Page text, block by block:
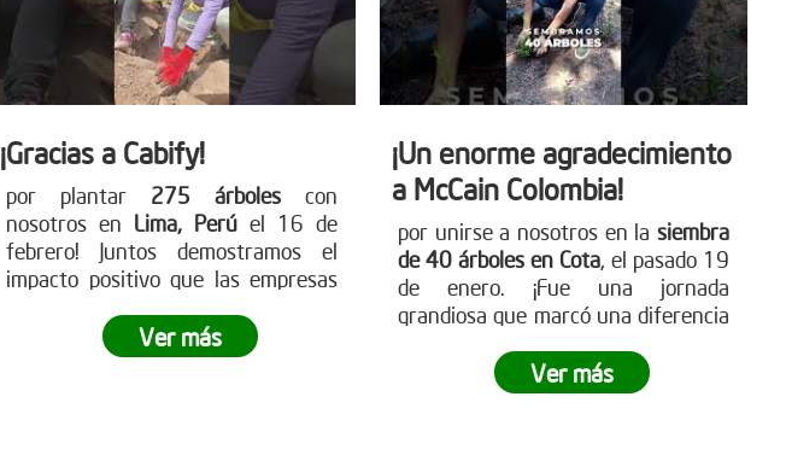
¡Gracias a Cabify!
por plantar 275 árboles con
nosotros en Lima, Perú el 16 de
febrero! Juntos demostramos el
impacto positivo que las empresas
Juntos, dimos un paso gigante hacia
la reforestación y demostramos lo
Ver más
¡Un enorme agradecimiento
a McCain Colombia!
por unirse a nosotros en la siembra
de 40 árboles en Cota, el pasado 19
de enero. ¡Fue una jornada
grandiosa que marcó una diferencia
demuestran que juntos podemos
crear impactos positivos en nuestro
Ver más